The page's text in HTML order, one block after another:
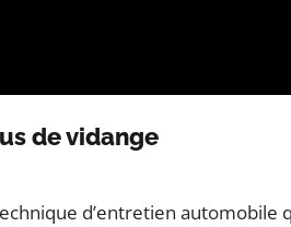
de vidange
d’entretien